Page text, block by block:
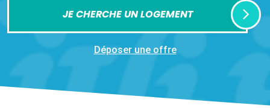
JE CHERCHE UN LOGEMENT
Déposer une offre